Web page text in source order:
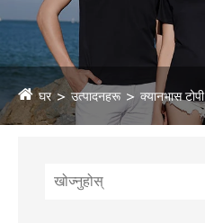
घर उत्पादनहरू क्यानभास टोपी